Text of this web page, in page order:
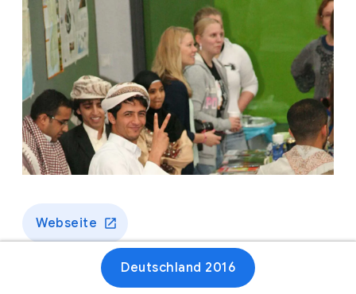
Webseite
Deutschland 2016